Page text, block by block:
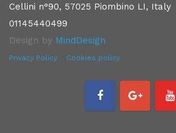
Cellini n°90, 57025 Piombino LI,
01145440499
Design by MindDesign
Privacy Policy Cookies policy